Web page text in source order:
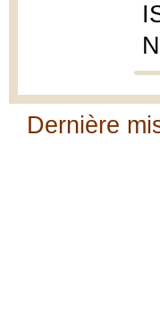
Dernière